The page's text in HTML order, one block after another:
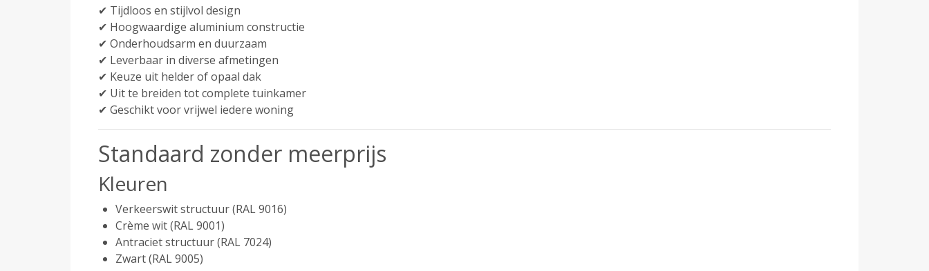
✔ Tijdloos en stijlvol design
✔ Hoogwaardige aluminium constructie
✔ Onderhoudsarm en duurzaam
✔ Leverbaar in diverse afmetingen
✔ Keuze uit helder of opaal dak
✔ Uit te breiden tot complete tuinkamer
✔ Geschikt voor vrijwel iedere woning
Standaard zonder meerprijs
Kleuren
Verkeerswit structuur (RAL 9016)
Crème wit (RAL 9001)
Antraciet structuur (RAL 7024)
Zwart (RAL 9005)